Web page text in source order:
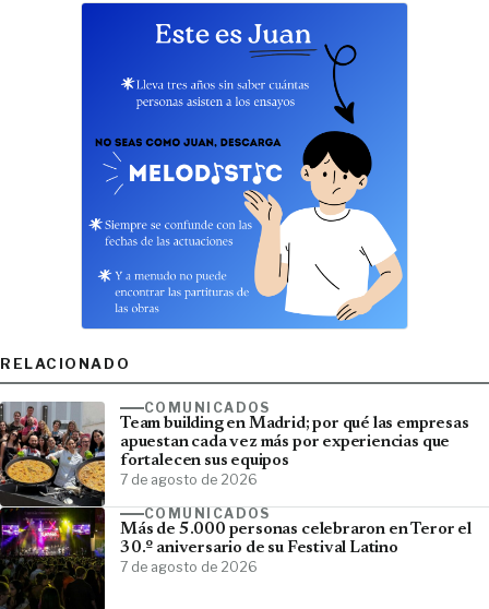
RELACIONADO
COMUNICADOS
Team building en Madrid; por qué las empresas
apuestan cada vez más por experiencias que
fortalecen sus equipos
7 de agosto de 2026
COMUNICADOS
Más de 5.000 personas celebraron en Teror el
30.º aniversario de su Festival Latino
7 de agosto de 2026